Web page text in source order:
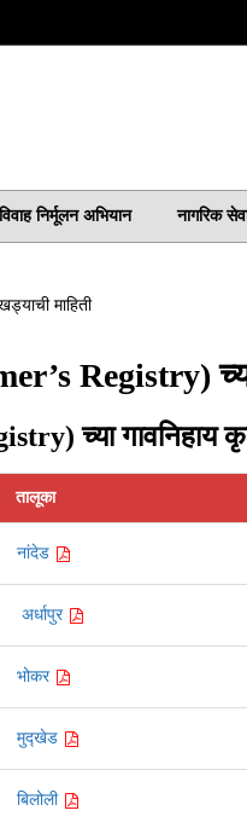
निर्मूलन अभियान नागरिक
माहिती
Registry)
च्या गावनिहाय
तालूका
नांदेड
अर्धापुर
भोकर
मुद्खेड
बिलोली